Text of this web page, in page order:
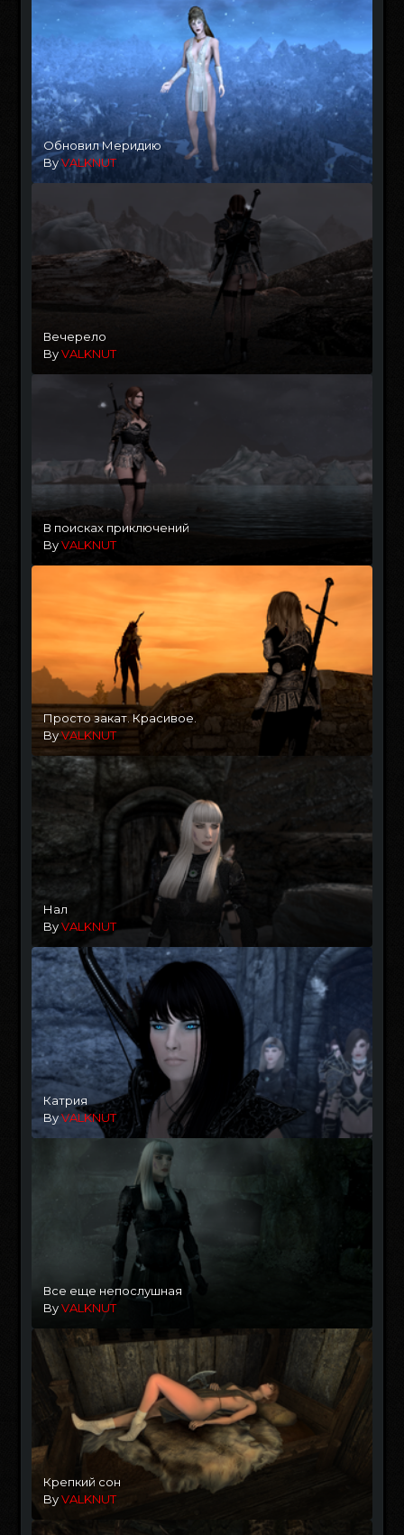
Обновил Меридию
ByVALKNUT
Вечерело
ByVALKNUT
В поисках приключений
ByVALKNUT
Просто закат. Красивое.
ByVALKNUT
Нал
ByVALKNUT
Катрия
ByVALKNUT
Все еще непослушная
ByVALKNUT
Крепкий сон
ByVALKNUT